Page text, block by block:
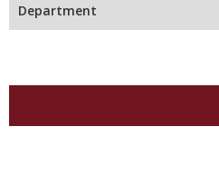
Department
Beitragsnavigation